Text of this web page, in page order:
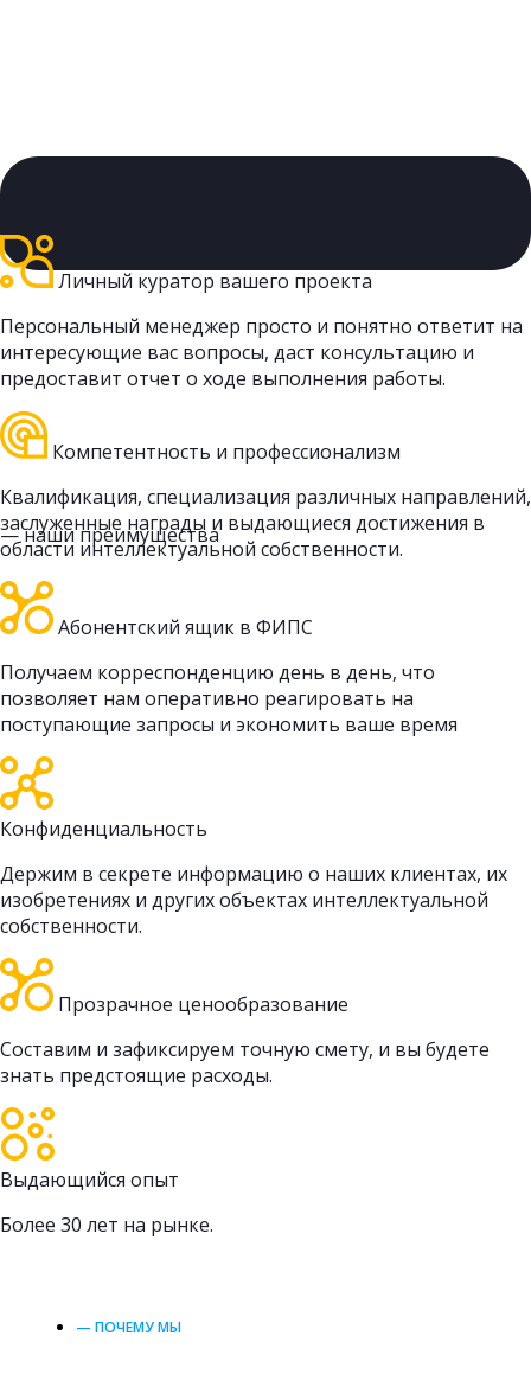
— наши преимущества
Личный куратор вашего проекта
Персональный менеджер просто и понятно ответит на
интересующие вас вопросы, даст консультацию и
предоставит отчет о ходе выполнения работы.
Компетентность и профессионализм
Квалификация, специализация различных направлений,
заслуженные награды и выдающиеся достижения в
области интеллектуальной собственности.
Абонентский ящик в ФИПС
Получаем корреспонденцию день в день, что
позволяет нам оперативно реагировать на
поступающие запросы и экономить ваше время
Конфиденциальность
Держим в секрете информацию о наших клиентах, их
изобретениях и других объектах интеллектуальной
собственности.
Прозрачное ценообразование
Составим и зафиксируем точную смету, и вы будете
знать предстоящие расходы.
Выдающийся опыт
Более 30 лет на рынке.
— ПОЧЕМУ МЫ